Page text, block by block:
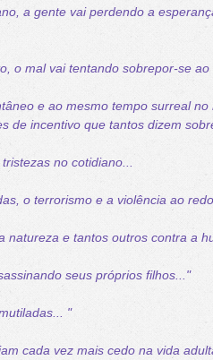
a gente vai perdendo a
o mal vai tentando sobrepor-se ao
e ao mesmo tempo surreal
de incentivo que tantos dizem
no cotidiano...
o terrorismo e a violência ao
natureza e tantos outros contra a
seus próprios filhos..."
"
cada vez mais cedo na vida